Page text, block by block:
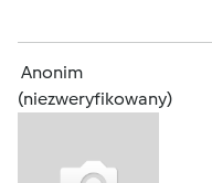
Anonim
(niezweryfikowany)